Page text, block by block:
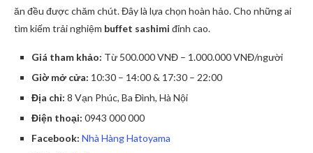
ăn đều được chăm chút. Đây là lựa chọn hoàn hảo. Cho những ai
tìm kiếm trải nghiệm buffet sashimi đỉnh cao.
Giá tham khảo: Từ 500.000 VNĐ – 1.000.000 VNĐ/người
Giờ mở cửa: 10:30 – 14:00 & 17:30 – 22:00
Địa chỉ: 8 Vạn Phúc, Ba Đình, Hà Nội
Điện thoại: 0943 000 000
Facebook: Nhà Hàng Hatoyama